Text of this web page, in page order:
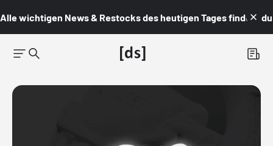
Alle wichtigen News & Restocks des heutigen Tages findest du